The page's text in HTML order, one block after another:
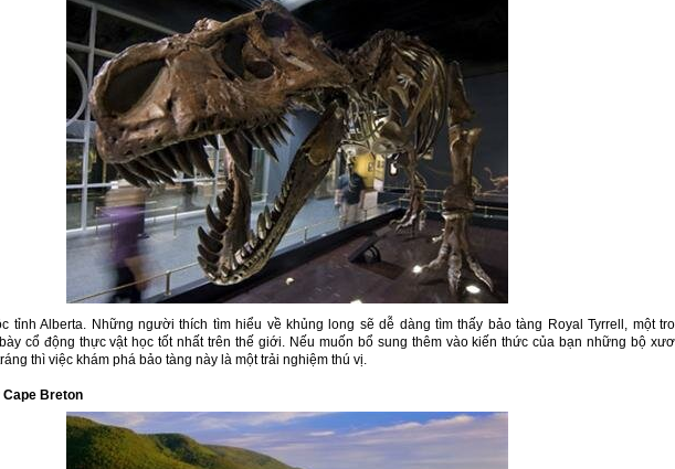
tỉnh Alberta. Những người thích tìm hiểu về khủng long sẽ dễ dàng tìm thấy bảo tàng Royal Tyrrell, một
cổ động thực vật học tốt nhất trên thế giới. Nếu muốn bổ sung thêm vào kiến thức của bạn những bộ
thì việc khám phá bảo tàng này là một trải nghiệm thú vị.
Cape Breton